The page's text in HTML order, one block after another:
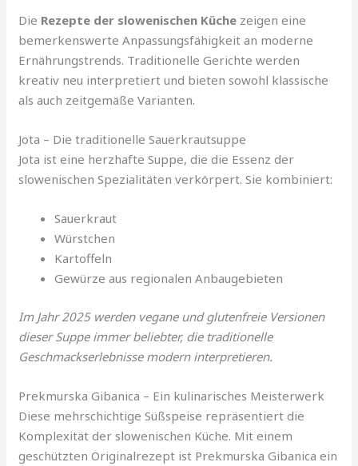
Die Rezepte der slowenischen Küche zeigen eine
bemerkenswerte Anpassungsfähigkeit an moderne
Ernährungstrends. Traditionelle Gerichte werden
kreativ neu interpretiert und bieten sowohl klassische
als auch zeitgemäße Varianten.
Jota – Die traditionelle Sauerkrautsuppe
Jota ist eine herzhafte Suppe, die die Essenz der
slowenischen Spezialitäten verkörpert. Sie kombiniert:
Sauerkraut
Würstchen
Kartoffeln
Gewürze aus regionalen Anbaugebieten
Im Jahr 2025 werden vegane und glutenfreie Versionen
dieser Suppe immer beliebter, die traditionelle
Geschmackserlebnisse modern interpretieren.
Prekmurska Gibanica – Ein kulinarisches Meisterwerk
Diese mehrschichtige Süßspeise repräsentiert die
Komplexität der slowenischen Küche. Mit einem
geschützten Originalrezept ist Prekmurska Gibanica ein